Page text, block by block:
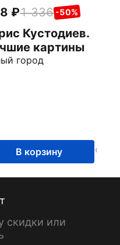
1 336 -50%
Кустодиев.
картины
город
В корзину
скидки или